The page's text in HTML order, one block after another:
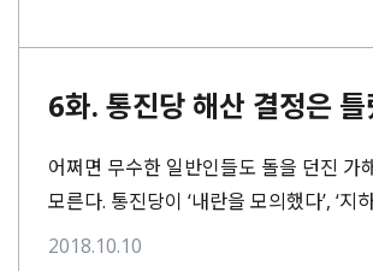
6화. 통진당 해산 결정은
어쩌면 무수한 일반인들도 돌을 던진 가
모른다. 통진당이 ‘내란을 모의했다’, ‘지
구성했다’, ‘사제폭탄을 만들려고 했다’라
2018.10.10